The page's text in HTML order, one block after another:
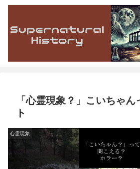
「心霊現象？」こいちゃ
ト
心霊現象